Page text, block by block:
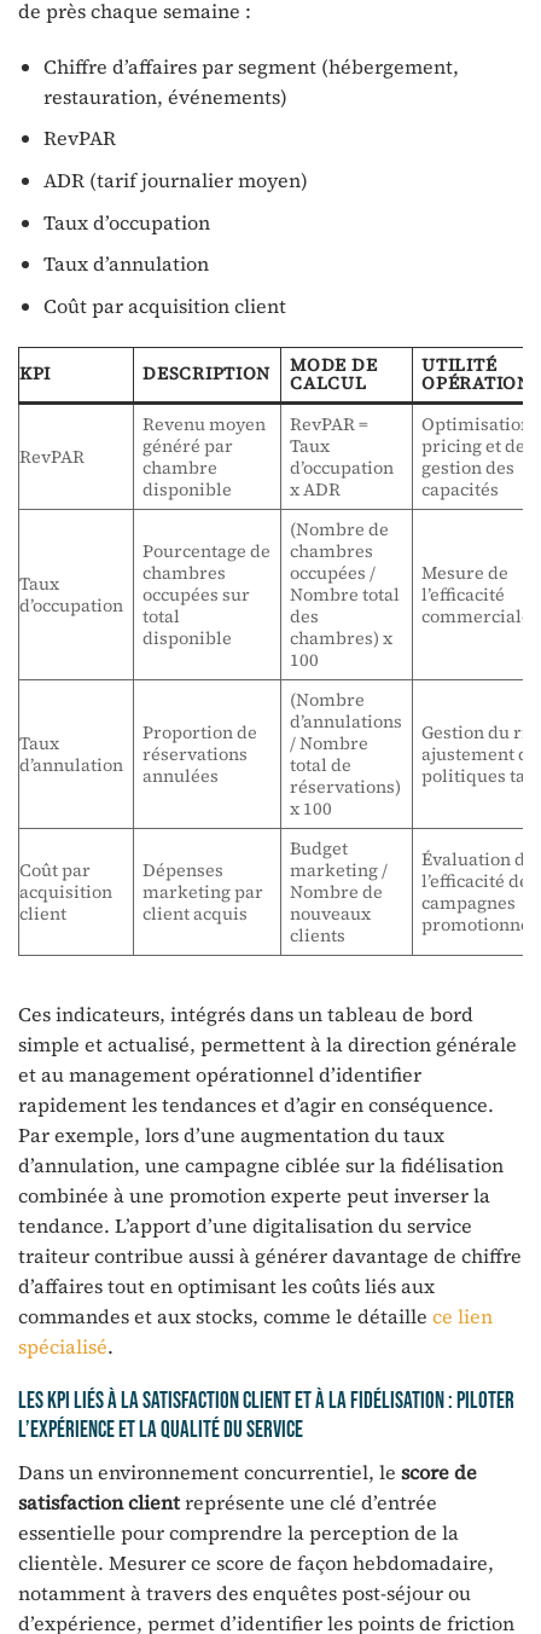
de près chaque semaine :
Chiffre d’affaires par segment (hébergement,
restauration, événements)
RevPAR
ADR (tarif journalier moyen)
Taux d’occupation
Taux d’annulation
Coût par acquisition client
KPI DESCRIPTION MODE DE
CALCUL
UTILITÉ
RevPAR
Revenu moyen
généré par
chambre
disponible
RevPAR =
Taux
d’occupation
x ADR
Optimisation
pricing et de
gestion des
capacités
Taux
d’occupation
Pourcentage de
chambres
occupées sur
total
disponible
(Nombre de
chambres
occupées /
Nombre total
des
chambres) x
100
Mesure de
l’efficacité
commerciale
Taux
d’annulation
Proportion de
réservations
annulées
(Nombre
d’annulations
/ Nombre
total de
réservations)
x 100
Gestion du
ajustement
politiques
Coût par
acquisition
client
Dépenses
marketing par
client acquis
Budget
marketing /
Nombre de
nouveaux
clients
Évaluation de
l’efficacité des
campagnes
Ces indicateurs, intégrés dans un tableau de bord
simple et actualisé, permettent à la direction générale
et au management opérationnel d’identifier
rapidement les tendances et d’agir en conséquence.
Par exemple, lors d’une augmentation du taux
d’annulation, une campagne ciblée sur la fidélisation
combinée à une promotion experte peut inverser la
tendance. L’apport d’une digitalisation du service
traiteur contribue aussi à générer davantage de chiffre
d’affaires tout en optimisant les coûts liés aux
commandes et aux stocks, comme le détaille ce lien
spécialisé.
Les KPI liés à la satisfaction client et à la fidélisation : piloter
l’expérience et la qualité du service
Dans un environnement concurrentiel, le score de
satisfaction clientreprésente une clé d’entrée
essentielle pour comprendre la perception de la
clientèle. Mesurer ce score de façon hebdomadaire,
notamment à travers des enquêtes post-séjour ou
d’expérience, permet d’identifier les points de friction